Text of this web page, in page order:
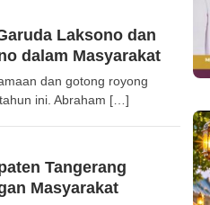
Laksono dan
dalam Masyarakat
dan gotong royong
ini. Abraham […]
Tangerang
Masyarakat